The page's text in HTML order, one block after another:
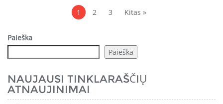
1 2 3 Kitas »
Paieška
Paieška
NAUJAUSI TINKLARAŠČIŲ
ATNAUJINIMAI